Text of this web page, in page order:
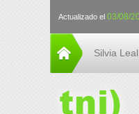
Actualizado el 03/08/
Silvia Leal